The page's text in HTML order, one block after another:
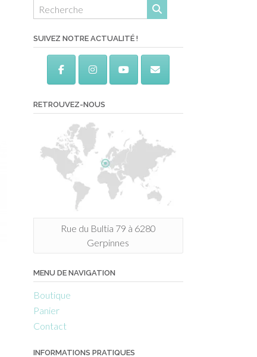
SUIVEZ NOTRE ACTUALITÉ !
RETROUVEZ-NOUS
Rue du Bultia 79 à 6280
Gerpinnes
MENU DE NAVIGATION
Boutique
Panier
Contact
INFORMATIONS PRATIQUES